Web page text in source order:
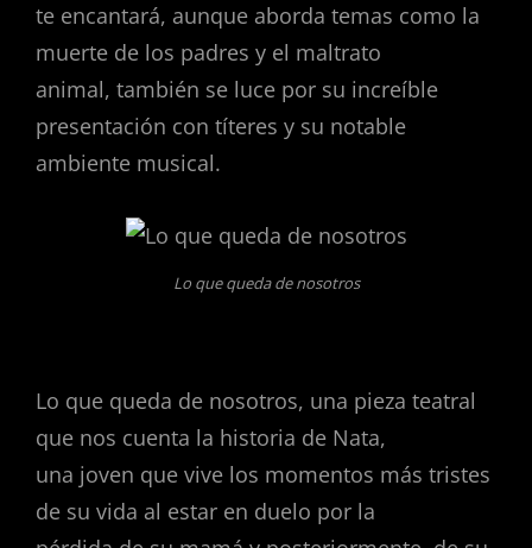
te encantará, aunque aborda temas como la
muerte de los padres y el maltrato
animal, también se luce por su increíble
presentación con títeres y su notable
ambiente musical.
Lo que queda de nosotros
Lo que queda de nosotros, una pieza teatral
que nos cuenta la historia de Nata,
una joven que vive los momentos más tristes
de su vida al estar en duelo por la